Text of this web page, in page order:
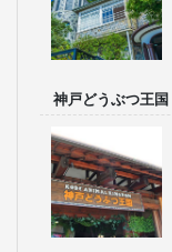
神戸どうぶつ王国